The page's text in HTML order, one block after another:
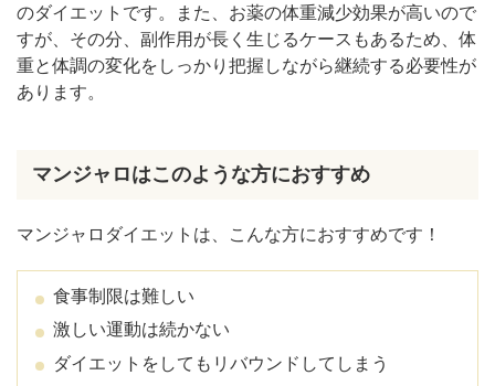
のダイエットです。また、お薬の体重減少効果が高いので
すが、その分、副作用が長く生じるケースもあるため、体
重と体調の変化をしっかり把握しながら継続する必要性が
あります。
マンジャロはこのような方におすすめ
マンジャロダイエットは、こんな方におすすめです！
食事制限は難しい
激しい運動は続かない
ダイエットをしてもリバウンドしてしまう